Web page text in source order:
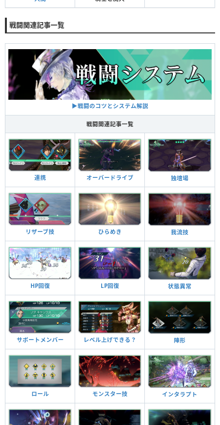
戦闘関連記事一覧
▶︎戦闘のコツとシステム解説
戦闘関連記事一覧
連携 オーバードライブ 独壇場
リザーブ技 ひらめき 我流技
HP回復 LP回復 状態異常
サポートメンバー レベル上げできる？ 陣形
ロール モンスター技 インタラプト